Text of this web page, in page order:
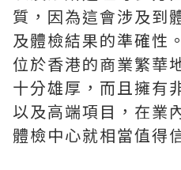
質，因為這會涉及到
及體檢結果的準確性
位於香港的商業繁華
十分雄厚，而且擁有
以及高端項目，在業
體檢中心就相當值得